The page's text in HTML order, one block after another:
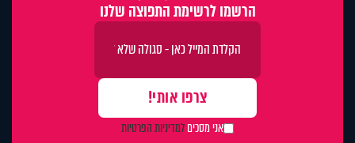
הרשמו לרשימת התפוצה שלנו
אני מסכיםלמדיניות הפרטיות